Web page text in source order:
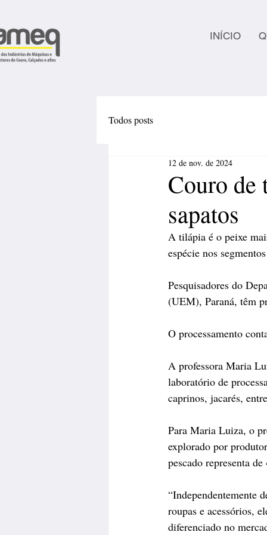
INÍCIO
Todos posts
Couro de
sapatos
12 de nov. de 2024
A tilápia é o peixe
espécie nos
Pesquisadores do
(UEM), Paraná, têm
O processamento
A professora Maria
laboratório de
caprinos, jacarés,
Para Maria Luiza, o
explorado por
pescado representa
“Independentemente
roupas e acessórios,
diferenciado no